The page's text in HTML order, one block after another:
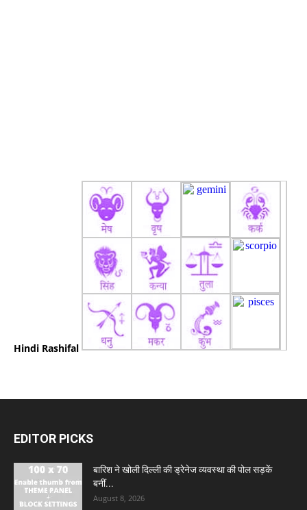
Hindi Rashifal
EDITOR PICKS
बारिश ने खोली दिल्ली की ड्रेनेज व्यवस्था की पोल सड़कें
बनीं...
August 8, 2026